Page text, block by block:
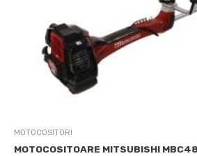
MOTOCOSITORI
MOTOCOSITOARE MITSUBISHI